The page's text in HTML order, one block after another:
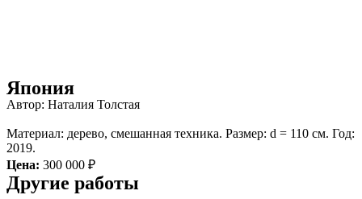
Япония
Автор: Наталия Толстая
Материал: дерево, смешанная техника. Размер: d = 110 см. Год:
2019.
Цена: 300 000 ₽
Другие работы